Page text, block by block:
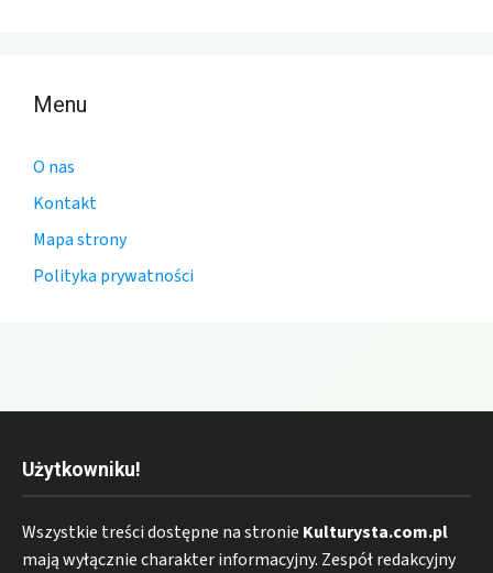
Menu
O nas
Kontakt
Mapa strony
Polityka prywatności
Użytkowniku!
Wszystkie treści dostępne na stronie Kulturysta.com.pl
mają wyłącznie charakter informacyjny. Zespół redakcyjny